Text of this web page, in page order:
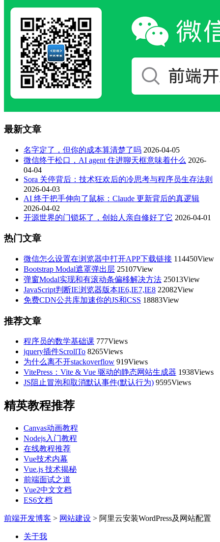
最新文章
名字定了，但你的成本算清楚了吗 2026-04-05
微信终于松口，AI agent 住进聊天框意味着什么 2026-
04-04
Sora 关停背后：技术狂欢后的冷思考与程序员生存法则
2026-04-03
AI 终于把手伸向了鼠标：Claude 更新背后的真逻辑
2026-04-02
开源世界的门锁坏了，创始人亲自修好了它 2026-04-01
热门文章
微信怎么设置在浏览器中打开APP下载链接 114450View
Bootstrap Modal遮罩弹出层 25107View
弹窗Modal实现和有滚动条偏移解决方法 25013View
JavaScript判断IE浏览器版本IE6,IE7,IE8 22082View
免费CDN公共库加速你的JS和CSS 18883View
推荐文章
程序员的数学基础课 777Views
jquery插件ScrollTo 8265Views
为什么离不开stackoverflow 919Views
VitePress：Vite & Vue 驱动的静态网站生成器 1938Views
JS阻止冒泡和取消默认事件(默认行为) 9595Views
精英教程推荐
Canvas动画教程
Nodejs入门教程
在线教程推荐
Vue技术内幕
Vue.js 技术揭秘
前端面试之道
Vue2中文文档
ES6文档
前端开发博客 > 网站建设 > 阿里云安装WordPress及网站配置
关于我